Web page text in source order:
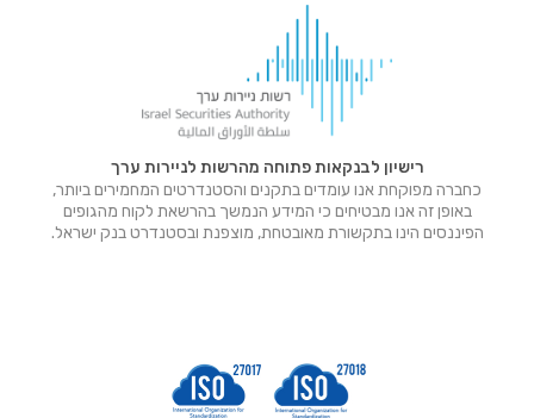
רישיון לבנקאות פתוחה מהרשות לניירות ערך
כחברה מפוקחת אנו עומדים בתקנים והסטנדרטים המחמירים ביותר,
באופן זה אנו מבטיחים כי המידע הנמשך בהרשאת לקוח מהגופים
הפיננסים הינו בתקשורת מאובטחת, מוצפנת ובסטנדרט בנק ישראל.